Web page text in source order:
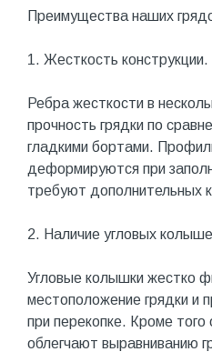
Преимущества наших
1. Жесткость конструкции.
Ребра жесткости в
прочность грядки по
гладкими бортами.
деформируются при
требуют дополнительных
2. Наличие угловых
Угловые колышки жестко
местоположение грядки и
при перекопке. Кроме того
облегчают выравниванию